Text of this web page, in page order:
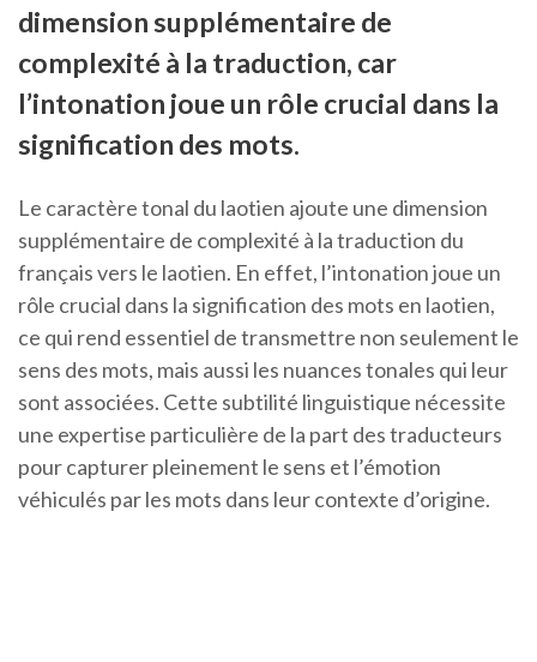
dimension supplémentaire de
complexité à la traduction, car
l’intonation joue un rôle crucial dans la
signification des mots.
Le caractère tonal du laotien ajoute une dimension
supplémentaire de complexité à la traduction du
français vers le laotien. En effet, l’intonation joue un
rôle crucial dans la signification des mots en laotien,
ce qui rend essentiel de transmettre non seulement le
sens des mots, mais aussi les nuances tonales qui leur
sont associées. Cette subtilité linguistique nécessite
une expertise particulière de la part des traducteurs
pour capturer pleinement le sens et l’émotion
véhiculés par les mots dans leur contexte d’origine.